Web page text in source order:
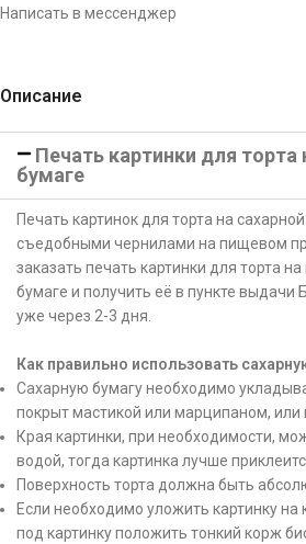
Написать в мессенджер
Описание
Печать картинки для торта
бумаге
Печать картинок для торта на
съедобными чернилами на пищевом
заказать печать картинки для торта
бумаге и получить её в пункте выдачи
уже через 2-3 дня.
Как правильно использовать
Сахарную бумагу необходимо
покрыт мастикой или марципаном, или
Края картинки, при необходимости,
водой, тогда картинка лучше
Поверхность торта должна быть
Если необходимо уложить картинку на
под картинку положить тонкий корж